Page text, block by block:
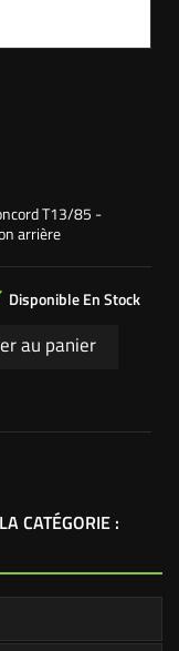
T13/85 -
arrière
Disponible En Stock
au panier
CATÉGORIE :